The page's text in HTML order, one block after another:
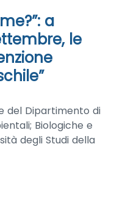
a
le
del Dipartimento di
Biologiche e
degli Studi della